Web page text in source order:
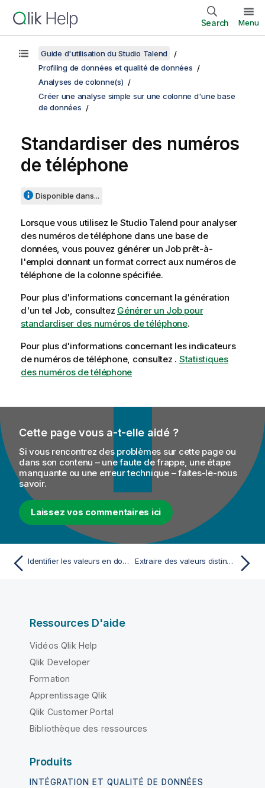
Search Menu
Guide d'utilisation du Studio Talend
Profiling de données et qualité de données
Analyses de colonne(s)
Créer une analyse simple sur une colonne d'une base
de données
Standardiser des numéros
de téléphone
Disponible dans...
Lorsque vous utilisez le Studio Talend pour analyser
des numéros de téléphone dans une base de
données, vous pouvez générer un Job prêt-à-
l'emploi donnant un format correct aux numéros de
téléphone de la colonne spécifiée.
Pour plus d'informations concernant la génération
d'un tel Job, consultez Générer un Job pour
standardiser des numéros de téléphone.
Pour plus d'informations concernant les indicateurs
de numéros de téléphone, consultez . Statistiques
des numéros de téléphone
Cette page vous a-t-elle aidé ?
Si vous rencontrez des problèmes sur cette page ou
dans son contenu – une faute de frappe, une étape
manquante ou une erreur technique – faites-le-nous
savoir.
Laissez vos commentaires ici
Identifier les valeurs en doublon dans une colonne Extraire des valeurs distinctes
Ressources D'aide
Vidéos Qlik Help
Qlik Developer
Formation
Apprentissage Qlik
Qlik Customer Portal
Bibliothèque des ressources
Produits
INTÉGRATION ET QUALITÉ DE DONNÉES